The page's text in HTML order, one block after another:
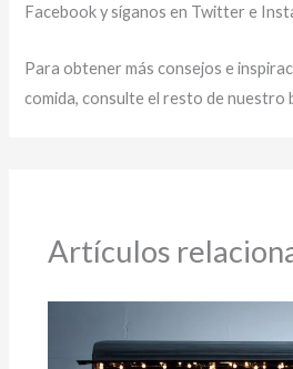
Facebook y síganos en Twitter e
Para obtener más consejos e
comida, consulte el resto de nuestro
Artículos